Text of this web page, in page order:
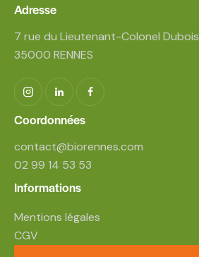
Adresse
7 rue du Lieutenant-Colonel Dubois
35000 RENNES
Coordonnées
contact@biorennes.com
02 99 14 53 53
Informations
Mentions légales
CGV